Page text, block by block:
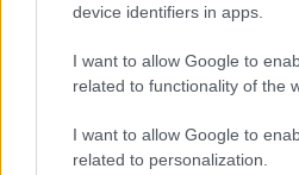
device identifiers in apps.
I want to allow Google to
related to functionality of the
I want to allow Google to
related to personalization.
Δύο άτομα μαχαιρώθηκαν στο
Οπαδικές διαφορές βλέπει η